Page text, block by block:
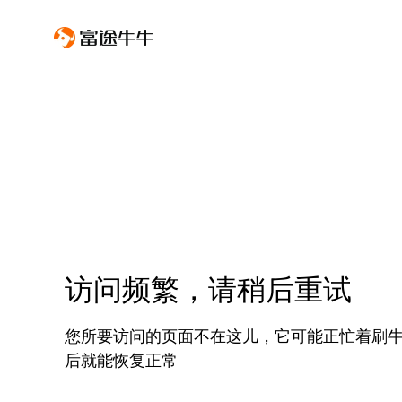
访问频繁，请稍后重试
您所要访问的页面不在这儿，它可能正忙着刷
后就能恢复正常